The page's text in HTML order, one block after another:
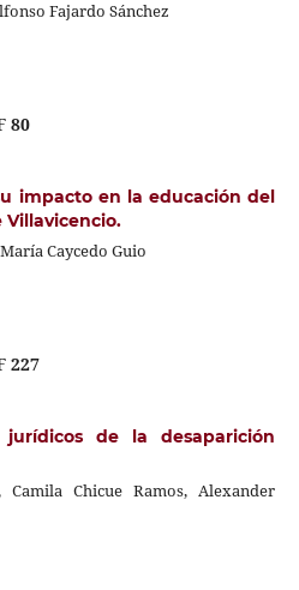
Fajardo Sánchez
80
impacto en la educación del
Villavicencio.
Caycedo Guio
227
de la desaparición
Chicue Ramos, Alexander